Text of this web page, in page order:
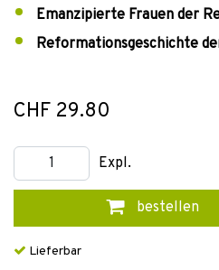
Emanzipierte Frauen der
Reformationsgeschichte
CHF 29.80
Expl.
bestellen
Lieferbar